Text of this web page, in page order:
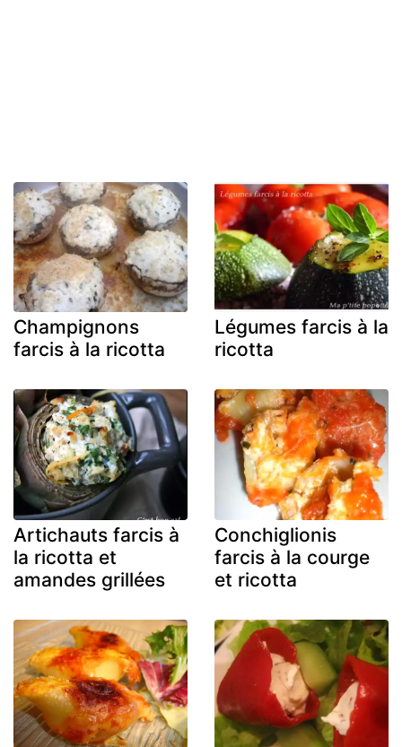
Champignons
farcis à la ricotta
Légumes farcis à la
ricotta
Artichauts farcis à
la ricotta et
amandes grillées
Conchiglionis
farcis à la courge
et ricotta